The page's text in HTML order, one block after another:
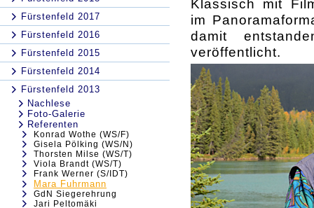
Fürstenfeld 2017
Fürstenfeld 2016
Fürstenfeld 2015
Fürstenfeld 2014
Fürstenfeld 2013
Nachlese
Foto-Galerie
Referenten
Konrad Wothe (WS/F)
Gisela Pölking (WS/N)
Thorsten Milse (WS/T)
Viola Brandt (WS/T)
Frank Werner (S/IDT)
Mara Fuhrmann
GdN Siegerehrung
Jari Peltomäki
Klassisch mit
im
damit
veröffentlicht.